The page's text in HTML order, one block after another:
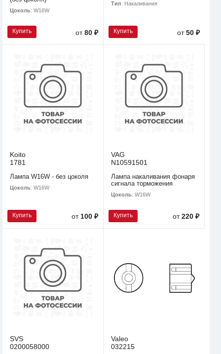
Цоколь: W16W
Купить от80 ₽
Тип: Накаливания
Купить от50 ₽
Koito
1781
Лампа W16W - без цоколя
Цоколь: W16W
Купить от100 ₽
VAG
N10591501
Лампа накаливания фонаря
сигнала торможения
Цоколь: W16W
Купить от220 ₽
SVS
0200058000
Valeo
032215